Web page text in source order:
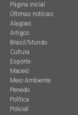
Página inicial
Últimas notícias
Alagoas
Artigos
Brasil/Mundo
Cultura
Esporte
Maceió
Meio Ambiente
Penedo
Política
Policial